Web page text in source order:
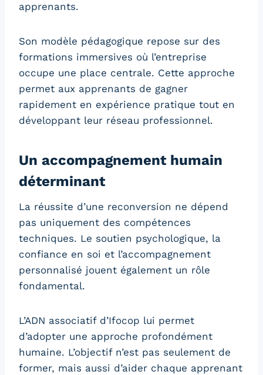
apprenants.
Son modèle pédagogique repose sur des
formations immersives où l’entreprise
occupe une place centrale. Cette approche
permet aux apprenants de gagner
rapidement en expérience pratique tout en
développant leur réseau professionnel.
Un accompagnement humain
déterminant
La réussite d’une reconversion ne dépend
pas uniquement des compétences
techniques. Le soutien psychologique, la
confiance en soi et l’accompagnement
personnalisé jouent également un rôle
fondamental.
L’ADN associatif d’Ifocop lui permet
d’adopter une approche profondément
humaine. L’objectif n’est pas seulement de
former, mais aussi d’aider chaque apprenant